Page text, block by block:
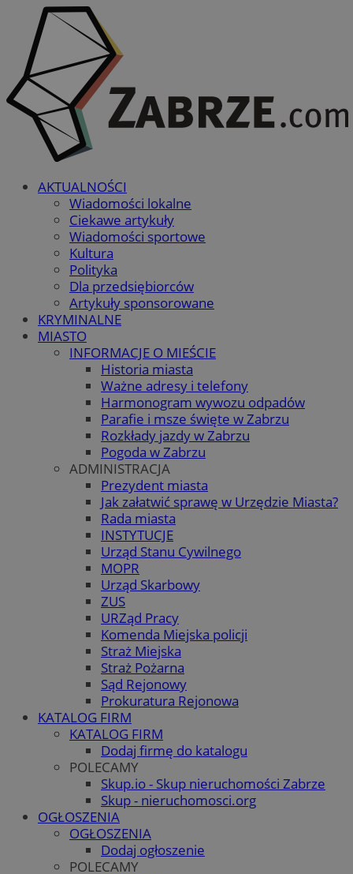
AKTUALNOŚCI
Wiadomości lokalne
Ciekawe artykuły
Wiadomości sportowe
Kultura
Polityka
Dla przedsiębiorców
Artykuły sponsorowane
KRYMINALNE
MIASTO
INFORMACJE O MIEŚCIE
Historia miasta
Ważne adresy i telefony
Harmonogram wywozu odpadów
Parafie i msze święte w Zabrzu
Rozkłady jazdy w Zabrzu
Pogoda w Zabrzu
ADMINISTRACJA
Prezydent miasta
Jak załatwić sprawę w Urzędzie Miasta?
Rada miasta
INSTYTUCJE
Urząd Stanu Cywilnego
MOPR
Urząd Skarbowy
ZUS
URZąd Pracy
Komenda Miejska policji
Straż Miejska
Straż Pożarna
Sąd Rejonowy
Prokuratura Rejonowa
KATALOG FIRM
KATALOG FIRM
Dodaj firmę do katalogu
POLECAMY
Skup.io - Skup nieruchomości Zabrze
Skup - nieruchomosci.org
OGŁOSZENIA
OGŁOSZENIA
Dodaj ogłoszenie
POLECAMY